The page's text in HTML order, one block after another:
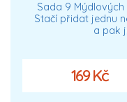
Sada 9
Stačí přidat jednu
a pak
169 Kč